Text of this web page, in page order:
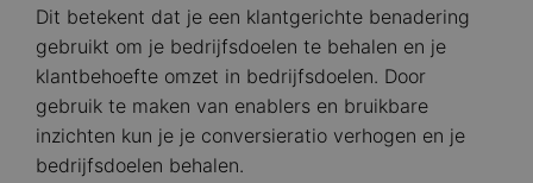
Dit betekent dat je een klantgerichte benadering
gebruikt om je bedrijfsdoelen te behalen en je
klantbehoefte omzet in bedrijfsdoelen. Door
gebruik te maken van enablers en bruikbare
inzichten kun je je conversieratio verhogen en je
bedrijfsdoelen behalen.